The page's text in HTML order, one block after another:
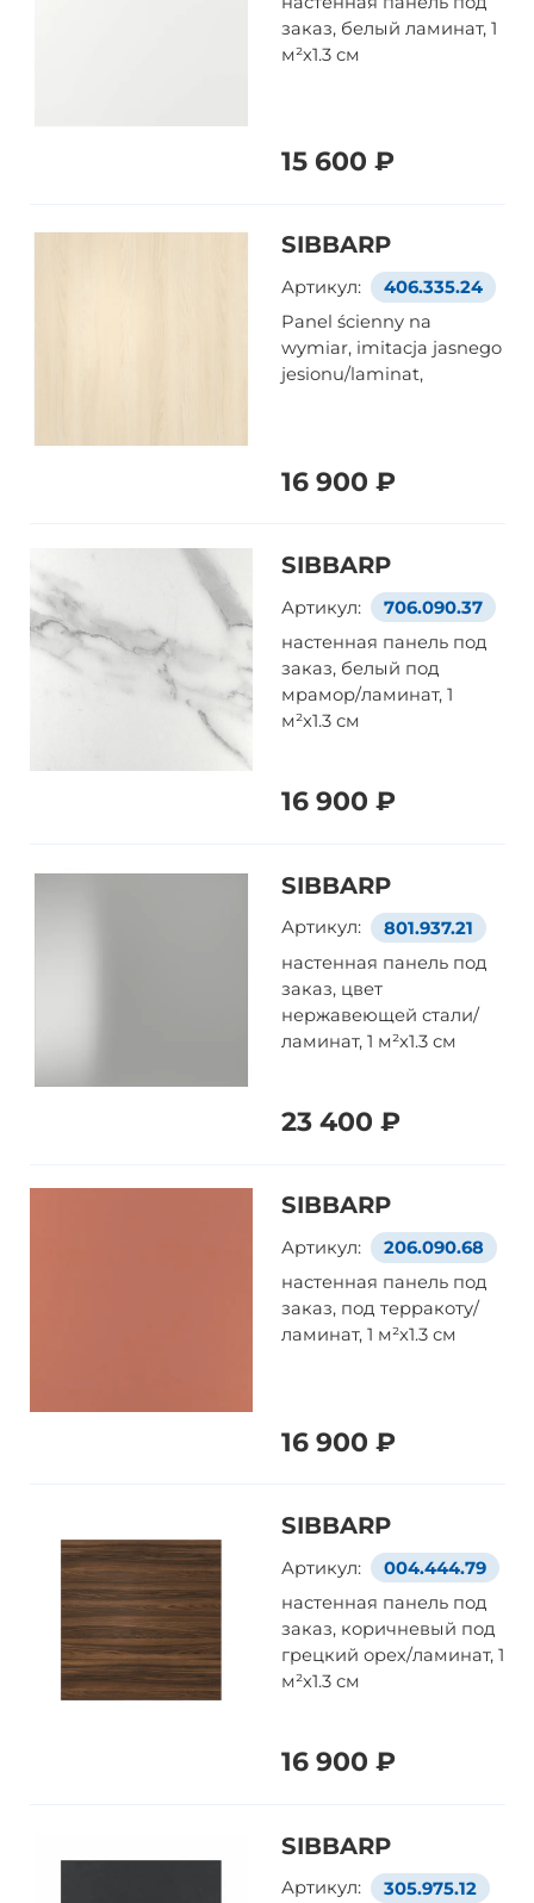
заказ, белый ламинат, 1
м²x1.3 см
15 600 ₽
SIBBARP
Артикул:
406.335.24
Panel ścienny na
wymiar, imitacja jasnego
jesionu/laminat,
16 900 ₽
SIBBARP
Артикул:
706.090.37
настенная панель под
заказ, белый под
мрамор/ламинат, 1
м²x1.3 см
16 900 ₽
SIBBARP
Артикул:
801.937.21
настенная панель под
заказ, цвет
нержавеющей стали/
ламинат, 1 м²x1.3 см
23 400 ₽
SIBBARP
Артикул:
206.090.68
настенная панель под
заказ, под терракоту/
ламинат, 1 м²x1.3 см
16 900 ₽
SIBBARP
Артикул:
004.444.79
настенная панель под
заказ, коричневый под
грецкий орех/ламинат, 1
м²x1.3 см
16 900 ₽
SIBBARP
Артикул:
305.975.12